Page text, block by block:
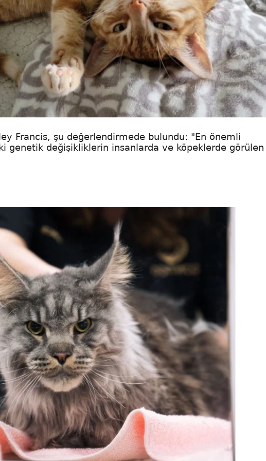
Francis, şu değerlendirmede bulundu: "En önemli
genetik değişikliklerin insanlarda ve köpeklerde görülen